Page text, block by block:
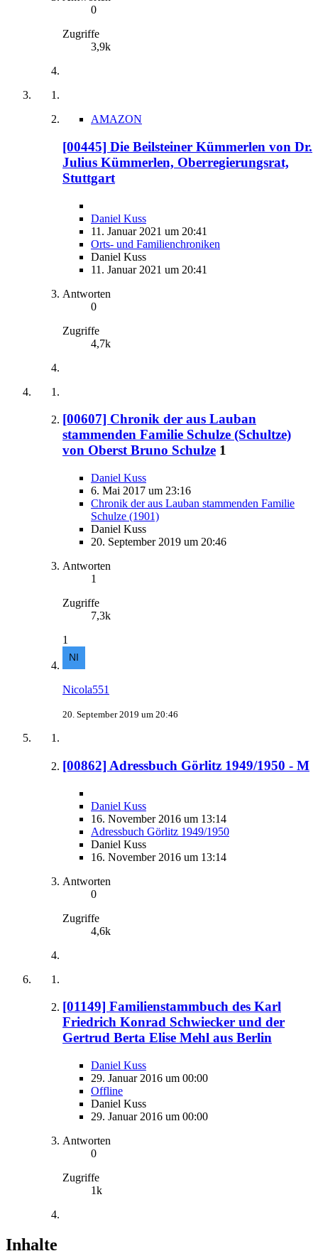
0
Zugriffe
3,9k
AMAZON
[00445] Die Beilsteiner Kümmerlen von Dr.
Julius Kümmerlen, Oberregierungsrat,
Stuttgart
Daniel Kuss
11. Januar 2021 um 20:41
Orts- und Familienchroniken
Daniel Kuss
11. Januar 2021 um 20:41
Antworten
0
Zugriffe
4,7k
[00607] Chronik der aus Lauban
stammenden Familie Schulze (Schultze)
von Oberst Bruno Schulze 1
Daniel Kuss
6. Mai 2017 um 23:16
Chronik der aus Lauban stammenden Familie
Schulze (1901)
Daniel Kuss
20. September 2019 um 20:46
Antworten
1
Zugriffe
7,3k
1
Nicola551
20. September 2019 um 20:46
[00862] Adressbuch Görlitz 1949/1950 - M
Daniel Kuss
16. November 2016 um 13:14
Adressbuch Görlitz 1949/1950
Daniel Kuss
16. November 2016 um 13:14
Antworten
0
Zugriffe
4,6k
[01149] Familienstammbuch des Karl
Friedrich Konrad Schwiecker und der
Gertrud Berta Elise Mehl aus Berlin
Daniel Kuss
29. Januar 2016 um 00:00
Offline
Daniel Kuss
29. Januar 2016 um 00:00
Antworten
0
Zugriffe
1k
Inhalte